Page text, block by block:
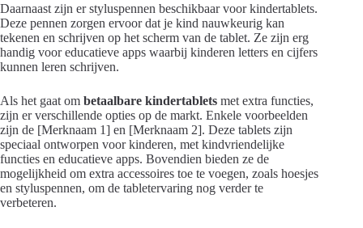
Daarnaast zijn er styluspennen beschikbaar voor kindertablets.
Deze pennen zorgen ervoor dat je kind nauwkeurig kan
tekenen en schrijven op het scherm van de tablet. Ze zijn erg
handig voor educatieve apps waarbij kinderen letters en cijfers
kunnen leren schrijven.
Als het gaat om betaalbare kindertablets met extra functies,
zijn er verschillende opties op de markt. Enkele voorbeelden
zijn de [Merknaam 1] en [Merknaam 2]. Deze tablets zijn
speciaal ontworpen voor kinderen, met kindvriendelijke
functies en educatieve apps. Bovendien bieden ze de
mogelijkheid om extra accessoires toe te voegen, zoals hoesjes
en styluspennen, om de tabletervaring nog verder te
verbeteren.